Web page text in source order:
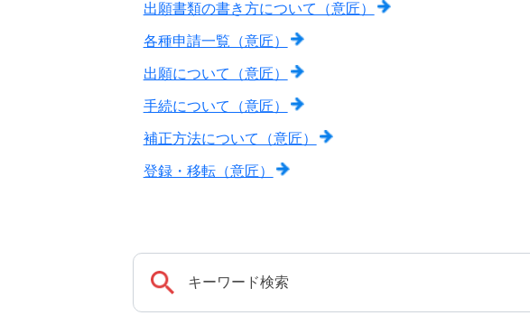
出願書類の書き方について（意匠）
各種申請一覧（意匠）
出願について（意匠）
手続について（意匠）
補正方法について（意匠）
登録・移転（意匠）